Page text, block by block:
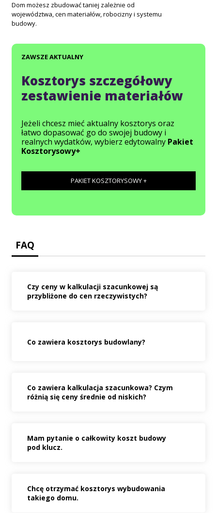
Dom możesz zbudować taniej zależnie od
województwa, cen materiałów, robocizny i systemu
budowy.
ZAWSZE AKTUALNY
Kosztorys szczegółowy
zestawienie materiałów
Jeżeli chcesz mieć aktualny kosztorys oraz
łatwo dopasować go do swojej budowy i
realnych wydatków, wybierz edytowalny Pakiet
Kosztorysowy+
PAKIET KOSZTORYSOWY +
FAQ
Czy ceny w kalkulacji szacunkowej są
przybliżone do cen rzeczywistych?
Co zawiera kosztorys budowlany?
Co zawiera kalkulacja szacunkowa? Czym
różnią się ceny średnie od niskich?
Mam pytanie o całkowity koszt budowy
pod klucz.
Chcę otrzymać kosztorys wybudowania
takiego domu.